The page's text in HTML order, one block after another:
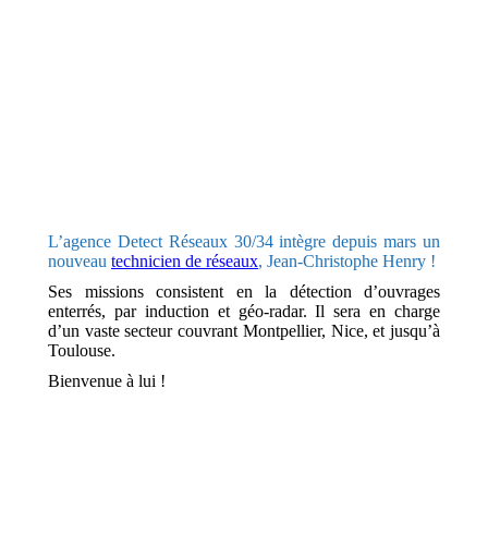
L’agence Detect Réseaux 30/34 intègre depuis mars un
nouveau technicien de réseaux, Jean-Christophe Henry !
Ses missions consistent en la détection d’ouvrages
enterrés, par induction et géo-radar. Il sera en charge
d’un vaste secteur couvrant Montpellier, Nice, et jusqu’à
Toulouse.
Bienvenue à lui !